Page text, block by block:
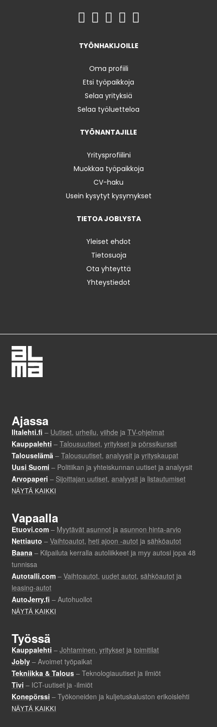
TYÖNHAKIJOILLE
Oma profiili
Etsi työpaikkoja
Selaa yrityksiä
Selaa työluetteloa
TYÖNANTAJILLE
Yritysprofiilini
Muokkaa työpaikkoja
CV-haku
Usein kysytyt kysymykset
TIETOA JOBLYSTA
Yleiset ehdot
Tietosuoja
Ota yhteyttä
Yhteystiedot